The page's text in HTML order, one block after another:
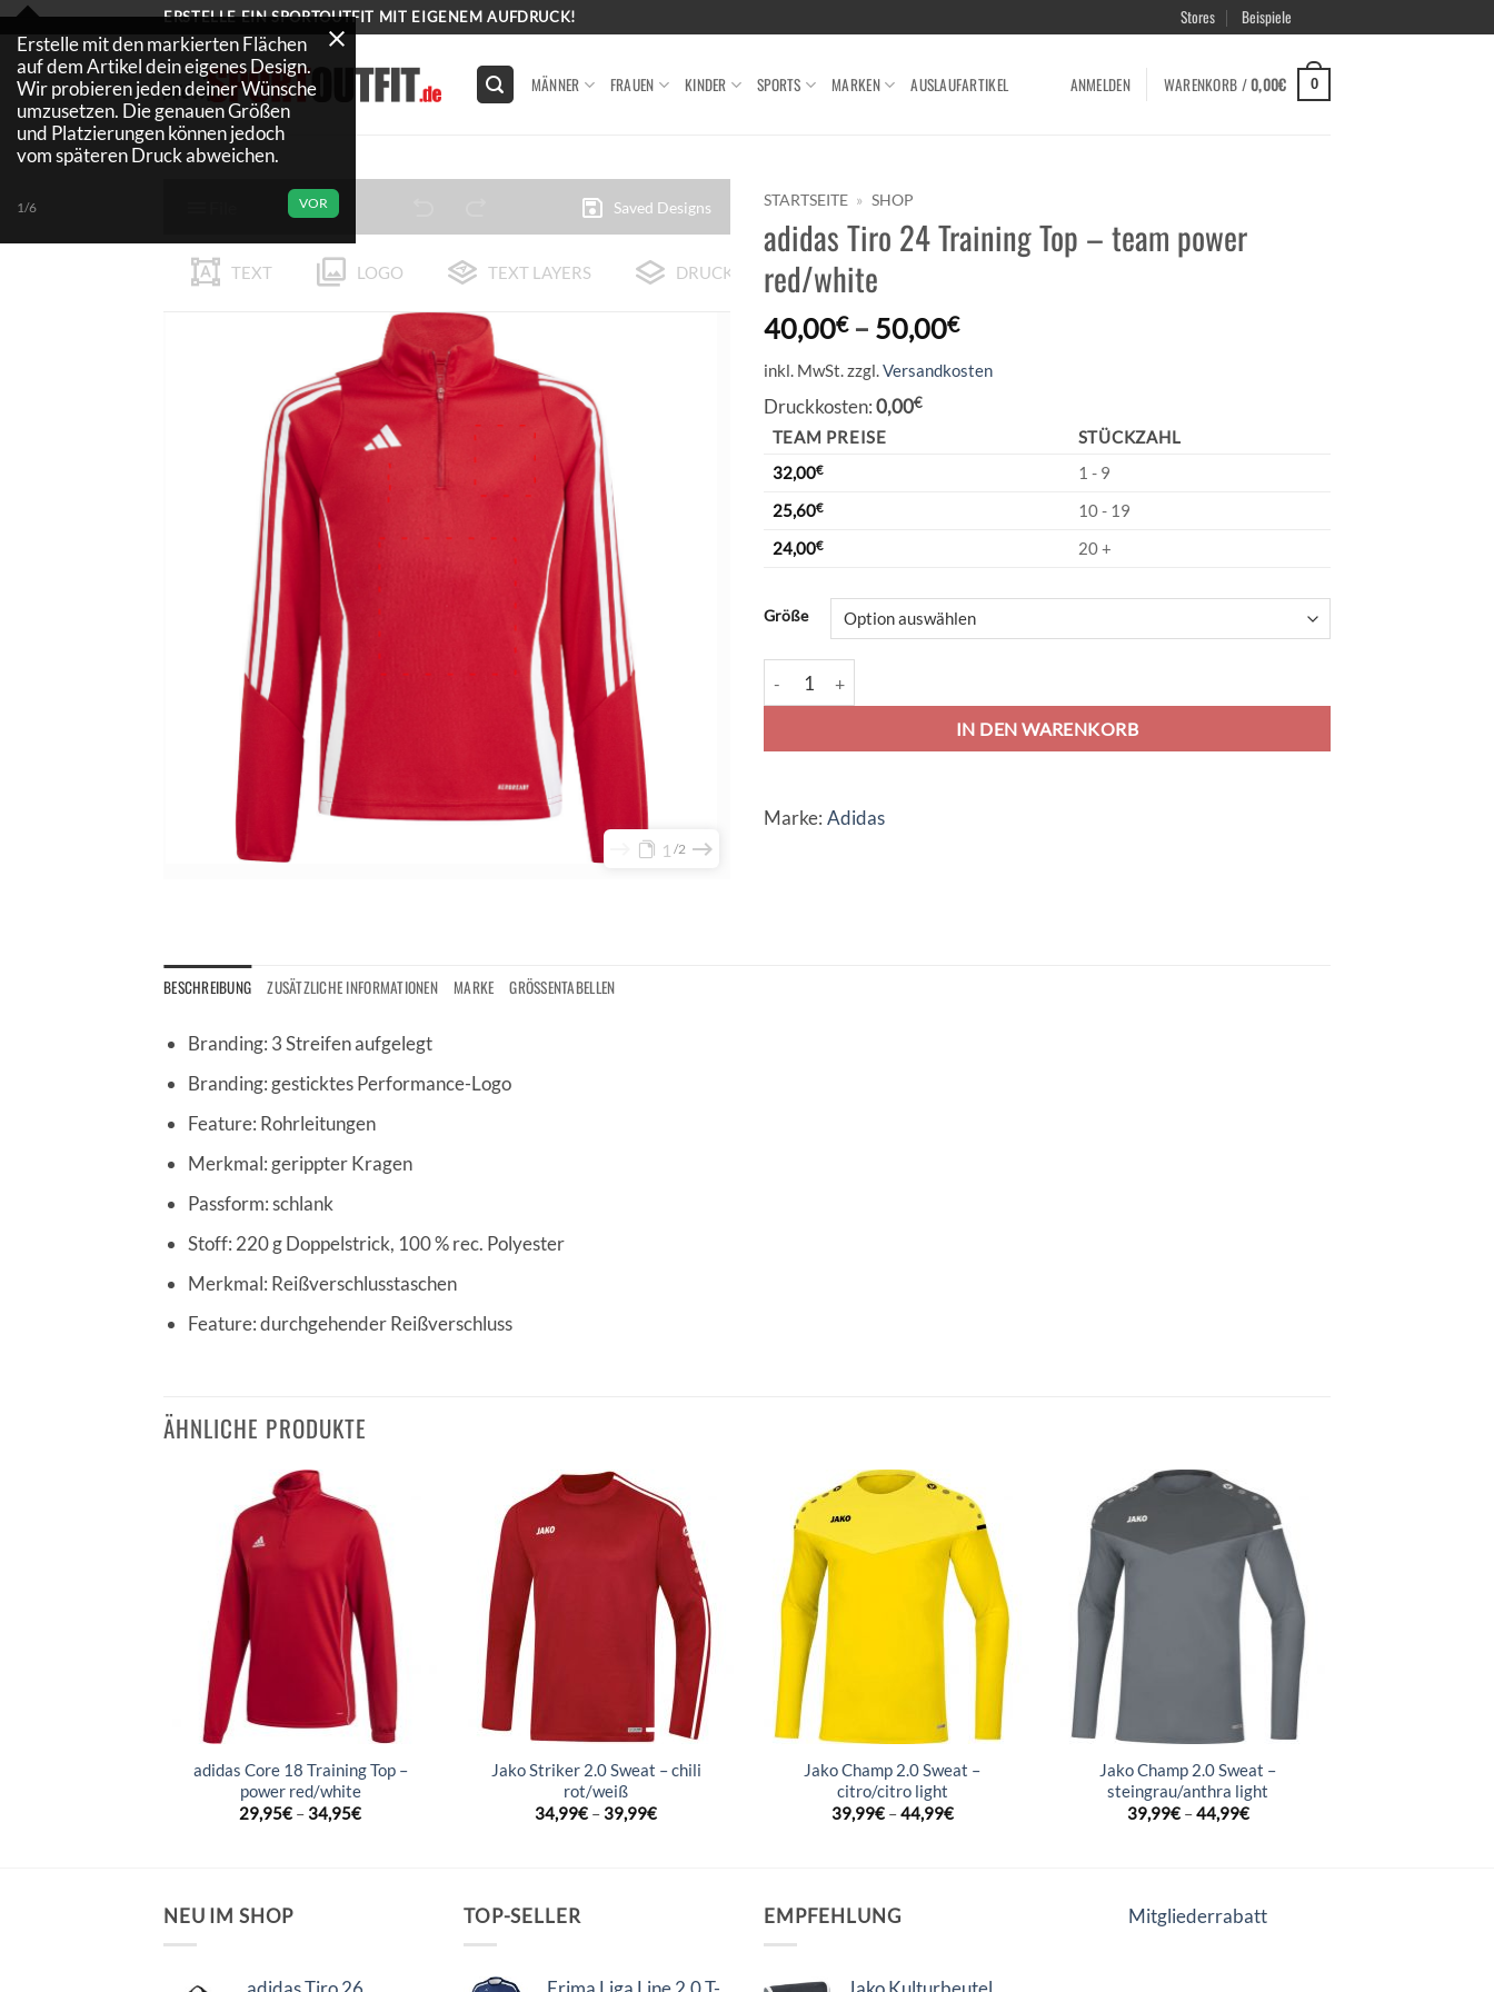
Zum
Inhalt
springen
ERSTELLE EIN SPORTOUTFIT MIT EIGENEM AUFDRUCK! Stores Beispiele
MÄNNER FRAUEN KINDER SPORTS MARKEN AUSLAUFARTIKEL ANMELDEN WARENKORB /0,00€ 0
Saved Designs
TEXT LOGO TEXT LAYERS DRUCK-BEISPIELE
1 2
STARTSEITE » SHOP
adidas Tiro 24 Training Top – team power
red/white
40,00€– 50,00€
inkl. MwSt.zzgl.Versandkosten
Druckkosten:0,00€
TEAM PREISE
STÜCKZAHL
32,00€
1 - 9
25,60€
10 - 19
24,00€ 20 +
Größe
adidas Tiro 24 Training Top - team power red/white Menge
IN DEN WARENKORB
Alternative:
Marke: Adidas
BESCHREIBUNG ZUSÄTZLICHE INFORMATIONEN MARKE GRÖSSENTABELLEN
Branding: 3 Streifen aufgelegt
Branding: gesticktes Performance-Logo
Feature: Rohrleitungen
Merkmal: gerippter Kragen
Passform: schlank
Stoff: 220 g Doppelstrick, 100 % rec. Polyester
Merkmal: Reißverschlusstaschen
Feature: durchgehender Reißverschluss
ÄHNLICHE PRODUKTE
adidas Core 18 Training Top –
power red/white
29,95€ – 34,95€
Jako Striker 2.0 Sweat – chili
rot/weiß
34,99€ – 39,99€
Jako Champ 2.0 Sweat –
citro/citro light
39,99€–44,99€
Jako Champ 2.0 Sweat –
steingrau/anthra light
39,99€–44,99€
NEU IM SHOP TOP-SELLER EMPFEHLUNG Mitgliederrabatt
Erstelle mit den markierten Flächen
auf dem Artikel dein eigenes Design.
Wir probieren jeden deiner Wünsche
umzusetzen. Die genauen Größen
und Platzierungen können jedoch
vom späteren Druck abweichen.
VOR
1/6